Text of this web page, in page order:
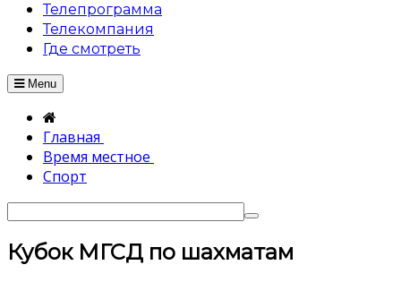
Телепрограмма
Телекомпания
Где смотреть
Menu
Главная
Время местное
Спорт
Кубок МГСД по шахматам